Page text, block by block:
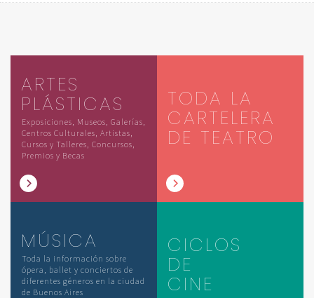
ARTES
PLÁSTICAS
Exposiciones, Museos, Galerías,
Centros Culturales, Artistas,
Cursos y Talleres, Concursos,
Premios y Becas
TODA LA
CARTELERA
DE TEATRO
MÚSICA
Toda la información sobre
ópera, ballet y conciertos de
diferentes géneros en la ciudad
de Buenos Aires
CICLOS
DE
CINE